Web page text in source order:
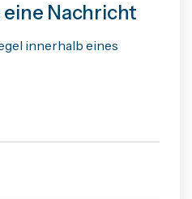
eine Nachricht
innerhalb eines